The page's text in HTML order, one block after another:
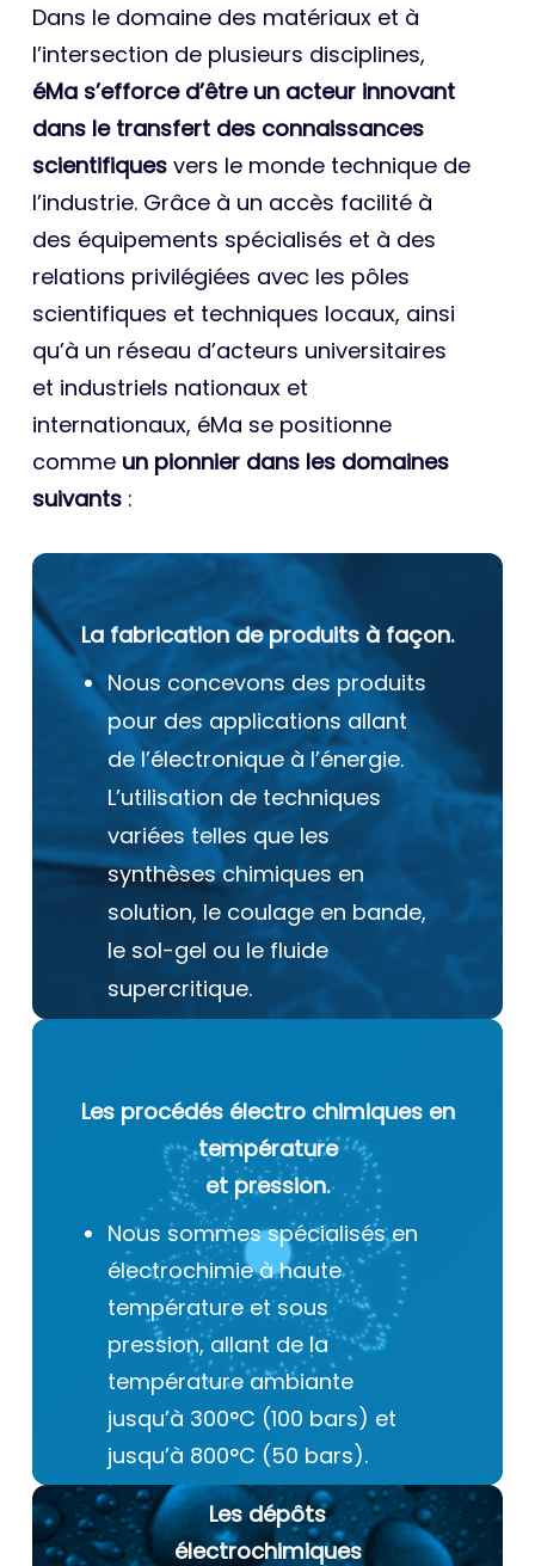
Dans le domaine des matériaux et à
l’intersection de plusieurs disciplines,
éMa s’efforce d’être un acteur innovant
dans le transfert des connaissances
scientifiques vers le monde technique de
l’industrie. Grâce à un accès facilité à
des équipements spécialisés et à des
relations privilégiées avec les pôles
scientifiques et techniques locaux, ainsi
qu’à un réseau d’acteurs universitaires
et industriels nationaux et
internationaux, éMa se positionne
comme un pionnier dans les domaines
suivants :
La fabrication de produits à façon.
Nous concevons des produits
pour des applications allant
de l’électronique à l’énergie.
L’utilisation de techniques
variées telles que les
synthèses chimiques en
solution, le coulage en bande,
le sol-gel ou le fluide
supercritique.
Les procédés électro chimiques en
température
et pression.
Nous sommes spécialisés en
électrochimie à haute
température et sous
pression, allant de la
température ambiante
jusqu’à 300°C (100 bars) et
jusqu’à 800°C (50 bars).
Les dépôts
électrochimiques